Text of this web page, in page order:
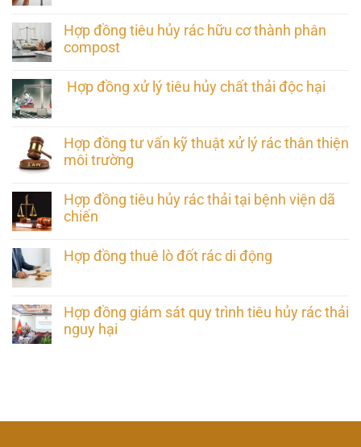
Hợp đồng tiêu hủy rác hữu cơ thành phân
compost
Hợp đồng xử lý tiêu hủy chất thải độc hại
Hợp đồng tư vấn kỹ thuật xử lý rác thân thiện
môi trường
Hợp đồng tiêu hủy rác thải tại bệnh viện dã
chiến
Hợp đồng thuê lò đốt rác di động
Hợp đồng giám sát quy trình tiêu hủy rác thải
nguy hại